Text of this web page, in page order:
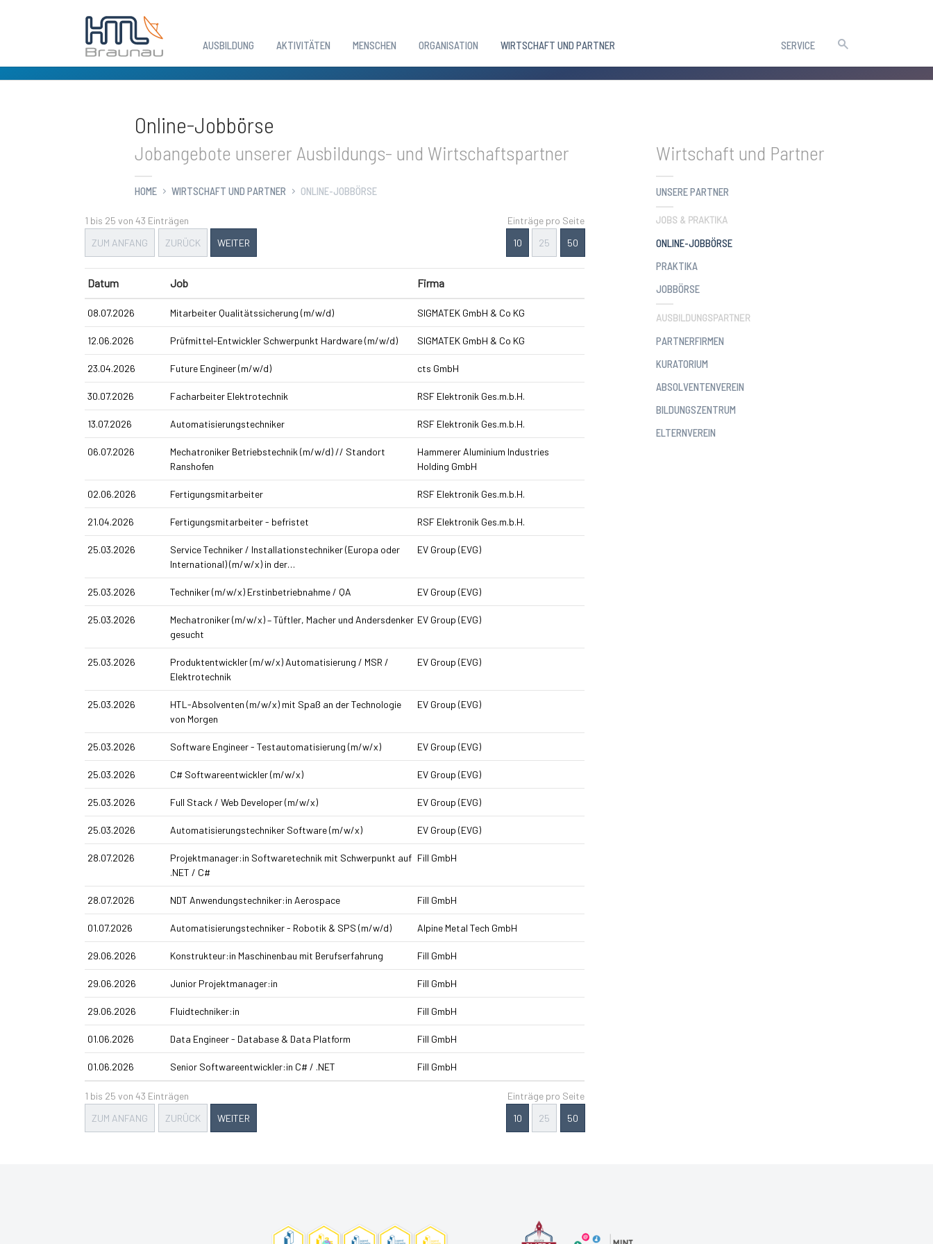
AUSBILDUNG AKTIVITÄTEN MENSCHEN ORGANISATION WIRTSCHAFT UND PARTNER SERVICE
Online-Jobbörse
Jobangebote unserer Ausbildungs- und Wirtschaftspartner
HOME WIRTSCHAFT UND PARTNER ONLINE-JOBBÖRSE
1 bis 25 von 43 Einträgen
ZUM ANFANG
ZURÜCK WEITER
Einträge pro Seite
10
25 50
Datum Job Firma
08.07.2026 Mitarbeiter Qualitätssicherung (m/w/d) SIGMATEK GmbH & Co KG
12.06.2026 Prüfmittel-Entwickler Schwerpunkt Hardware (m/w/d) SIGMATEK GmbH & Co KG
23.04.2026 Future Engineer (m/w/d) cts GmbH
30.07.2026 Facharbeiter Elektrotechnik RSF Elektronik Ges.m.b.H.
13.07.2026 Automatisierungstechniker RSF Elektronik Ges.m.b.H.
06.07.2026
Mechatroniker Betriebstechnik (m/w/d) // Standort
Ranshofen
Hammerer Aluminium Industries
Holding GmbH
02.06.2026 Fertigungsmitarbeiter RSF Elektronik Ges.m.b.H.
21.04.2026 Fertigungsmitarbeiter - befristet RSF Elektronik Ges.m.b.H.
25.03.2026
Service Techniker / Installations­techniker (Europa oder
International) (m/w/x) in der…
EV Group (EVG)
25.03.2026 Techniker (m/w/x) Erst­inbetriebnahme / QA EV Group (EVG)
25.03.2026
Mechatroniker (m/w/x) – Tüftler, Macher und Andersdenker
gesucht
EV Group (EVG)
25.03.2026
Produkt­entwickler (m/w/x) Automatisierung / MSR /
Elektrotechnik
EV Group (EVG)
25.03.2026
HTL-Absolventen (m/w/x) mit Spaß an der Technologie
von Morgen
EV Group (EVG)
25.03.2026 Software Engineer - Testautomatisierung (m/w/x) EV Group (EVG)
25.03.2026 C# Softwareentwickler (m/w/x) EV Group (EVG)
25.03.2026 Full Stack / Web Developer (m/w/x) EV Group (EVG)
25.03.2026 Automatisierungs­techniker Software (m/w/x) EV Group (EVG)
28.07.2026
Projektmanager:in Softwaretechnik mit Schwerpunkt auf
.NET / C#
Fill GmbH
28.07.2026 NDT Anwendungstechniker:in Aerospace Fill GmbH
01.07.2026 Automatisierungstechniker - Robotik & SPS (m/w/d) Alpine Metal Tech GmbH
29.06.2026 Konstrukteur:in Maschinenbau mit Berufserfahrung Fill GmbH
29.06.2026 Junior Projektmanager:in Fill GmbH
29.06.2026 Fluidtechniker:in Fill GmbH
01.06.2026 Data Engineer - Database & Data Platform Fill GmbH
01.06.2026 Senior Softwareentwickler:in C# / .NET Fill GmbH
1 bis 25 von 43 Einträgen
ZUM ANFANG
ZURÜCK WEITER
Einträge pro Seite
10
25 50
Wirtschaft und Partner
UNSERE PARTNER
JOBS & PRAKTIKA
ONLINE-JOBBÖRSE(CURRENT)
PRAKTIKA
JOBBÖRSE
AUSBILDUNGSPARTNER
PARTNERFIRMEN
KURATORIUM
ABSOLVENTENVEREIN
BILDUNGSZENTRUM
ELTERNVEREIN